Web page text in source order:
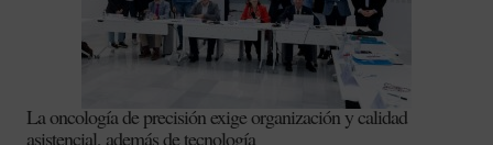
La oncología de precisión exige organización y calidad
asistencial, además de tecnología